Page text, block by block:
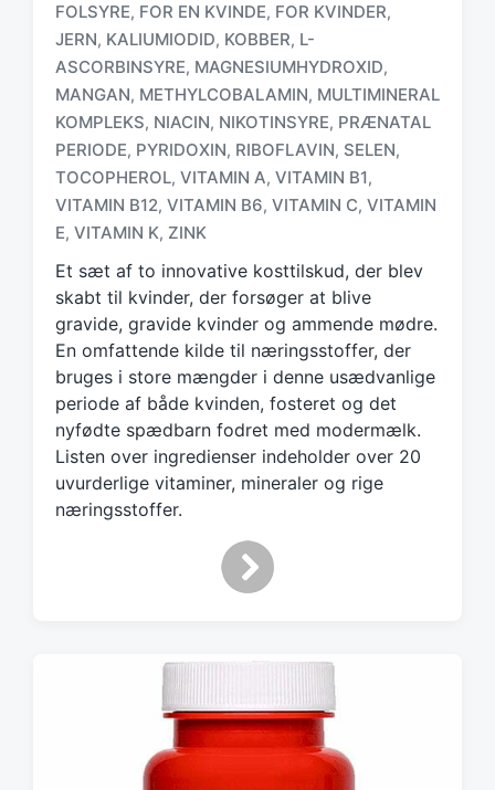
a
g
g
e
d
t
h
FOLSYRE, FOR EN KVINDE, FOR KVINDER,
JERN, KALIUMIODID, KOBBER, L-
ASCORBINSYRE, MAGNESIUMHYDROXID,
MANGAN, METHYLCOBALAMIN, MULTIMINERAL
KOMPLEKS, NIACIN, NIKOTINSYRE, PRÆNATAL
PERIODE, PYRIDOXIN, RIBOFLAVIN, SELEN,
TOCOPHEROL, VITAMIN A, VITAMIN B1,
VITAMIN B12, VITAMIN B6, VITAMIN C, VITAMIN
E, VITAMIN K, ZINK
Et sæt af to innovative kosttilskud, der blev
skabt til kvinder, der forsøger at blive
gravide, gravide kvinder og ammende mødre.
En omfattende kilde til næringsstoffer, der
bruges i store mængder i denne usædvanlige
periode af både kvinden, fosteret og det
nyfødte spædbarn fodret med modermælk.
Listen over ingredienser indeholder over 20
uvurderlige vitaminer, mineraler og rige
næringsstoffer.